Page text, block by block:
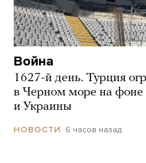
Война
1627-й день. Турция
в Черном море на фоне
и Украины
НОВОСТИ 6 часов назад